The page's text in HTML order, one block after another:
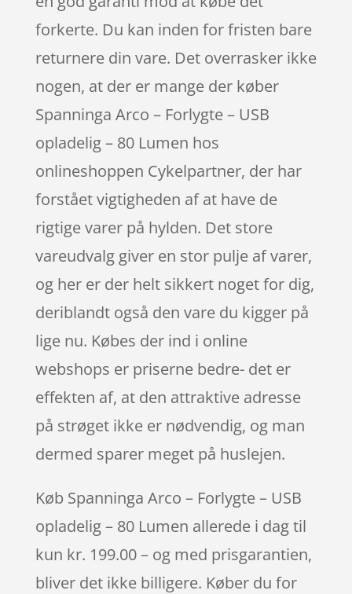
forkerte. Du kan inden for fristen bare
returnere din vare. Det overrasker ikke
nogen, at der er mange der køber
Spanninga Arco – Forlygte – USB
opladelig – 80 Lumen hos
onlineshoppen Cykelpartner, der har
forstået vigtigheden af at have de
rigtige varer på hylden. Det store
vareudvalg giver en stor pulje af varer,
og her er der helt sikkert noget for dig,
deriblandt også den vare du kigger på
lige nu. Købes der ind i online
webshops er priserne bedre- det er
effekten af, at den attraktive adresse
på strøget ikke er nødvendig, og man
dermed sparer meget på huslejen.
Køb Spanninga Arco – Forlygte – USB
opladelig – 80 Lumen allerede i dag til
kun kr. 199.00 – og med prisgarantien,
bliver det ikke billigere. Køber du for